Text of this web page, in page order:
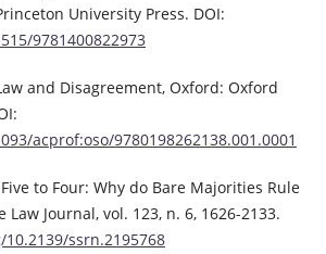
University Press. DOI:
9781400822973
and Disagreement, Oxford: Oxford
acprof:oso/9780198262138.001.0001
to Four: Why do Bare Majorities Rule
Law Journal, vol. 123, n. 6, 1626-2133.
ssrn.2195768